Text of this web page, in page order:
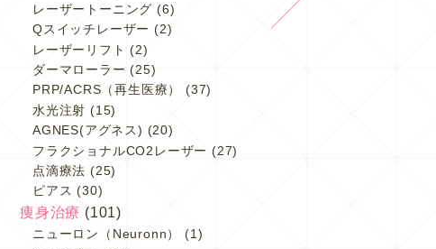
レーザートーニング (6)
Qスイッチレーザー (2)
レーザーリフト (2)
ダーマローラー (25)
PRP/ACRS（再生医療）
(37)
水光注射 (15)
AGNES(アグネス) (20)
フラクショナルCO2レーザー (27)
点滴療法 (25)
ピアス (30)
痩身治療 (101)
ニューロン（Neuronn）
(1)